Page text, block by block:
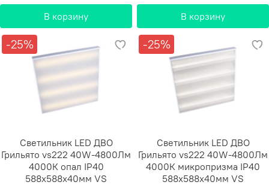
В корзину В корзину
-25%
Светильник LED ДВО
Грильято vs222 40W-4800Лм
4000К опал IP40
588х588х40мм VS
-25%
Светильник LED ДВО
Грильято vs222 40W-4800Лм
4000К микропризма IP40
588х588х40мм VS